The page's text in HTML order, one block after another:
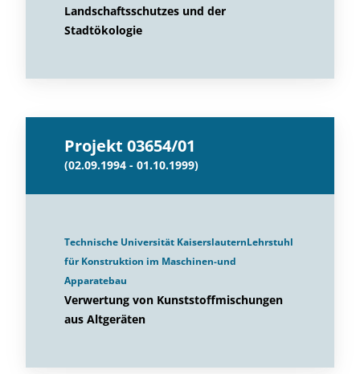
Landschaftsschutzes und der
Stadtökologie
Projekt 03654/01
(02.09.1994 - 01.10.1999)
Technische Universität KaiserslauternLehrstuhl
für Konstruktion im Maschinen-und
Apparatebau
Verwertung von Kunststoffmischungen
aus Altgeräten